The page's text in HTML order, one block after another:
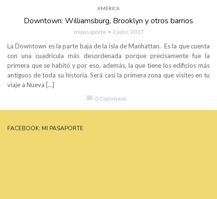
AMÉRICA
Downtown: Williamsburg, Brooklyn y otros barrios
mipasaporte 2 julio, 2017
La Downtown es la parte baja de la isla de Manhattan. Es la que cuenta
con una cuadrícula más desordenada porque precisamente fue la
primera que se habitó y por eso, además, la que tiene los edificios más
antiguos de toda su historia. Será casi la primera zona que visites en tu
viaje a Nueva […]
0 Comment
FACEBOOK: MI PASAPORTE